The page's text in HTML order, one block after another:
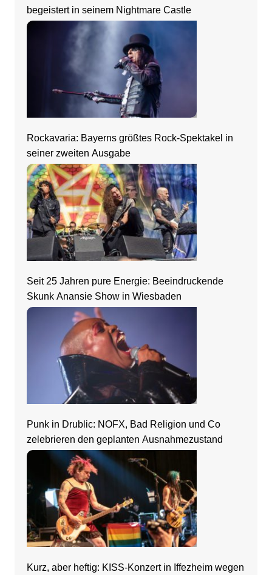
begeistert in seinem Nightmare Castle
Rockavaria: Bayerns größtes Rock-Spektakel in
seiner zweiten Ausgabe
Seit 25 Jahren pure Energie: Beeindruckende
Skunk Anansie Show in Wiesbaden
Punk in Drublic: NOFX, Bad Religion und Co
zelebrieren den geplanten Ausnahmezustand
Kurz, aber heftig: KISS-Konzert in Iffezheim wegen